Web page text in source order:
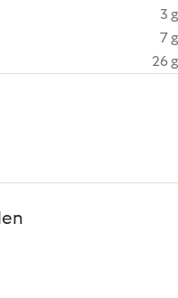
3 g
7 g
26 g